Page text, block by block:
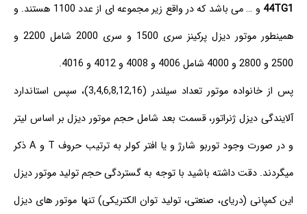
44TG1
و … می باشد که در واقع زیر مجموعه ای از عدد 1100 هستند. و
همینطور موتور دیزل پرکینز سری 1500 و سری 2000 شامل 2200 و
2500 و 2800 و 4000 شامل 4006 و 4008 و 4012 و 4016.
پس از خانواده موتور تعداد سیلندر (3,4,6,8,12,16)، سپس استاندارد
آلایندگی دیزل ژنراتور، قسمت بعد شامل حجم موتور دیزل بر اساس لیتر
و در صورت وجود توربو شارژ و یا افتر کولر به ترتیب حروف T و A ذکر
میگردند. دقت داشته باشید با توجه به گستردگی حجم تولید موتور دیزل
این کمپانی (دریای، صنعتی، تولید توان الکتریکی) تنها موتور های دیزل